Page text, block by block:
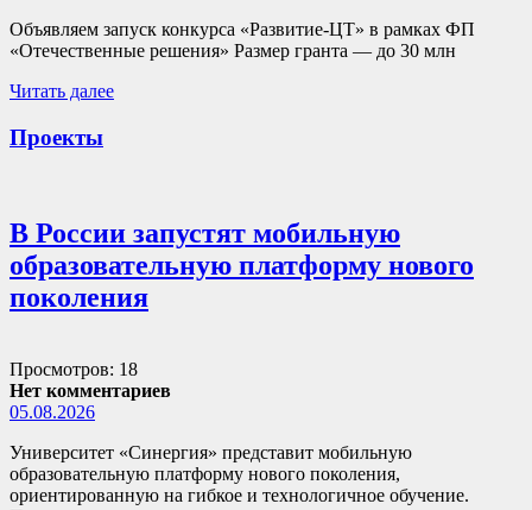
Объявляем запуск конкурса «Развитие-ЦТ» в рамках ФП
«Отечественные решения» Размер гранта — до 30 млн
Читать далее
Проекты
В России запустят мобильную
образовательную платформу нового
поколения
Просмотров: 18
Нет комментариев
05.08.2026
Университет «Синергия» представит мобильную
образовательную платформу нового поколения,
ориентированную на гибкое и технологичное обучение.